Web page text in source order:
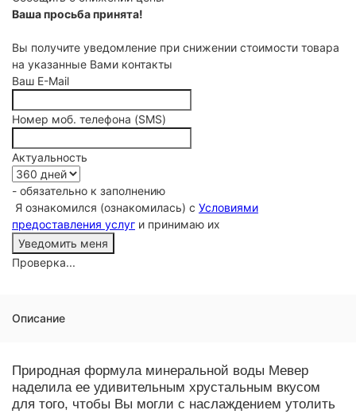
Ваша просьба принята!
Вы получите уведомление при снижении стоимости товара
на указанные Вами контакты
Ваш E-Mail
Номер моб. телефона (SMS)
Актуальность
- обязательно к заполнению
Я ознакомился (ознакомилась) с Условиями
предоставления услуг и принимаю их
Проверка...
Описание
Природная формула минеральной воды Мевер
наделила ее удивительным хрустальным вкусом
для того, чтобы Вы могли с наслаждением утолить